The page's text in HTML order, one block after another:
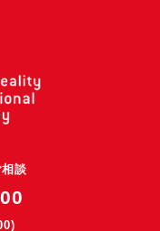
』2025年4月発売
XR』2025年10月
談